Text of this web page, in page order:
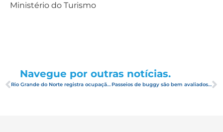
Ministério do Turismo
Navegue por outras notícias.
Rio Grande do Norte registra ocupação de 68% no feriadão Passeios de buggy são bem avaliados por turistas e potiguares, segundo pesquisa da Fecomércio RN